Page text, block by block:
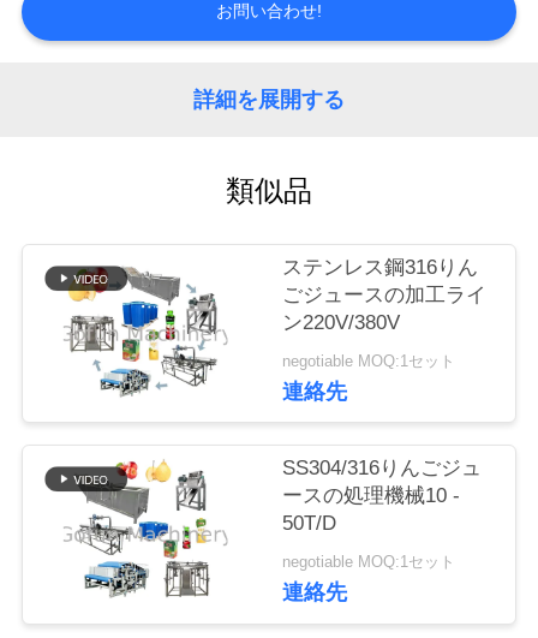
私
旅
質
お問い合わせ!
詳細を展開する
類似品
ステンレス鋼316りん
ごジュースの加工ライ
ン220V/380V
negotiable MOQ:1セット
連絡先
SS304/316りんごジュ
ースの処理機械10 -
50T/D
negotiable MOQ:1セット
連絡先